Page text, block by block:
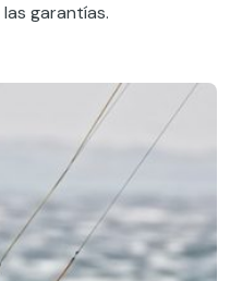
garantías.